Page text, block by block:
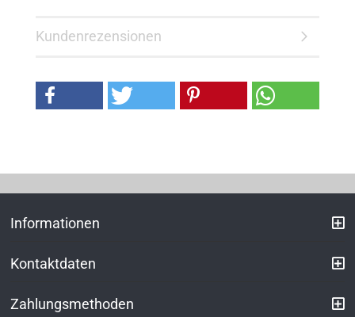
Kundenrezensionen
Informationen
Kontaktdaten
Zahlungsmethoden